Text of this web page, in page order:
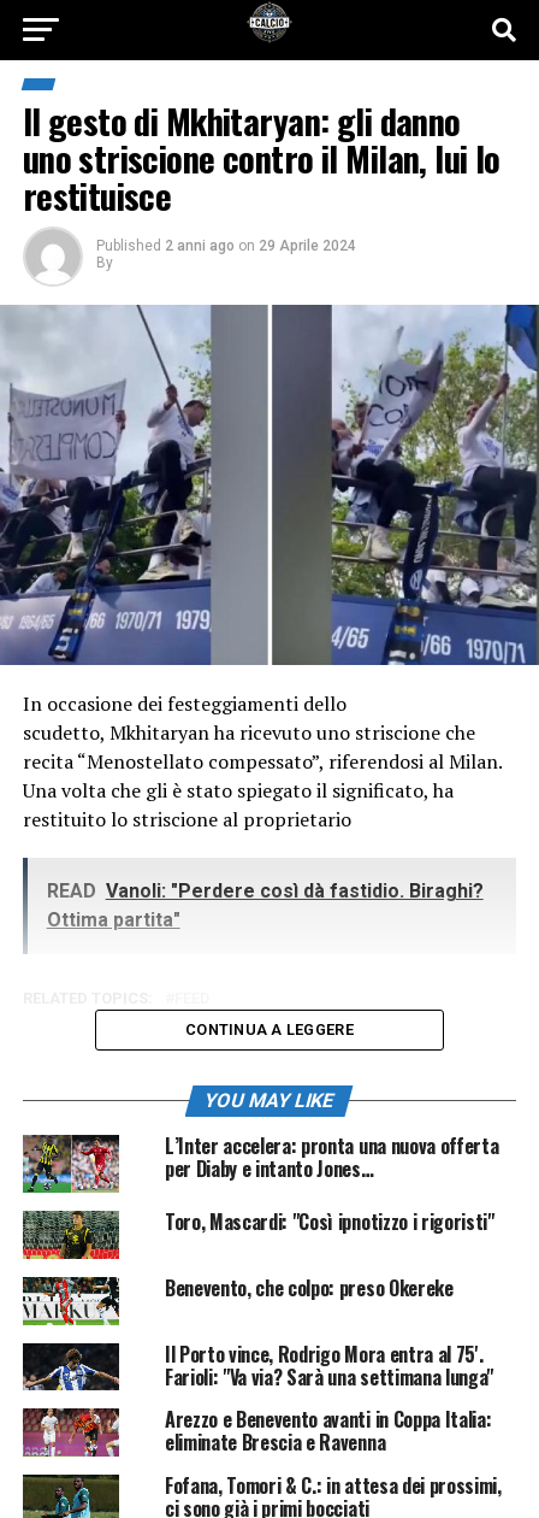
Il gesto di Mkhitaryan: gli danno
uno striscione contro il Milan, lui lo
restituisce
Published 2 anni ago on 29 Aprile 2024
By
In occasione dei festeggiamenti dello
scudetto, Mkhitaryan ha ricevuto uno striscione che
recita “Menostellato compessato”, riferendosi al Milan.
Una volta che gli è stato spiegato il significato, ha
restituito lo striscione al proprietario
READ Vanoli: "Perdere così dà fastidio. Biraghi?
Ottima partita"
CONTINUA A LEGGERE
YOU MAY LIKE
L’Inter accelera: pronta una nuova offerta
per Diaby e intanto Jones…
Toro, Mascardi: "Così ipnotizzo i rigoristi"
Benevento, che colpo: preso Okereke
Il Porto vince, Rodrigo Mora entra al 75'.
Farioli: "Va via? Sarà una settimana lunga"
Arezzo e Benevento avanti in Coppa Italia:
eliminate Brescia e Ravenna
Fofana, Tomori & C.: in attesa dei prossimi,
ci sono già i primi bocciati